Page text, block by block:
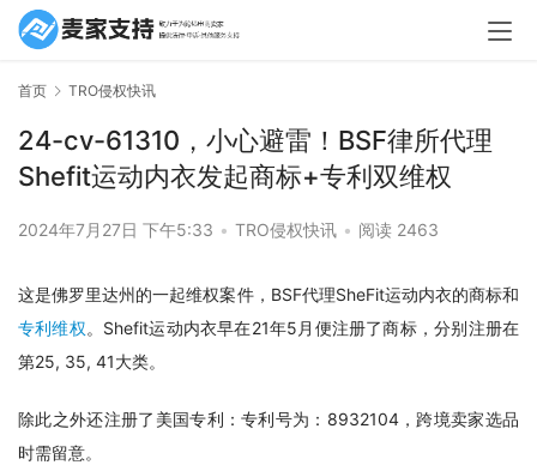
首页 TRO侵权快讯
24-cv-61310，小心避雷！BSF律所代理
Shefit运动内衣发起商标+专利双维权
2024年7月27日 下午5:33 • TRO侵权快讯 • 阅读 2463
这是佛罗里达州的一起维权案件，BSF代理SheFit运动内衣的商标和
专利维权。Shefit运动内衣早在21年5月便注册了商标，分别注册在
第25, 35, 41大类。
除此之外还注册了美国专利：专利号为：8932104，跨境卖家选品
时需留意。